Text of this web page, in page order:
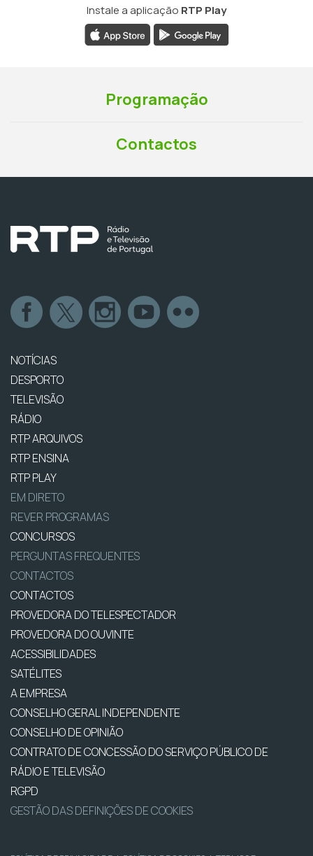
Instale a aplicação RTP Play
Programação
Contactos
NOTÍCIAS
DESPORTO
TELEVISÃO
RÁDIO
RTP ARQUIVOS
RTP ENSINA
RTP PLAY
EM DIRETO
REVER PROGRAMAS
CONCURSOS
PERGUNTAS FREQUENTES
CONTACTOS
CONTACTOS
PROVEDORA DO TELESPECTADOR
PROVEDORA DO OUVINTE
ACESSIBILIDADES
SATÉLITES
A EMPRESA
CONSELHO GERAL INDEPENDENTE
CONSELHO DE OPINIÃO
CONTRATO DE CONCESSÃO DO SERVIÇO PÚBLICO DE
RÁDIO E TELEVISÃO
RGPD
GESTÃO DAS DEFINIÇÕES DE COOKIES